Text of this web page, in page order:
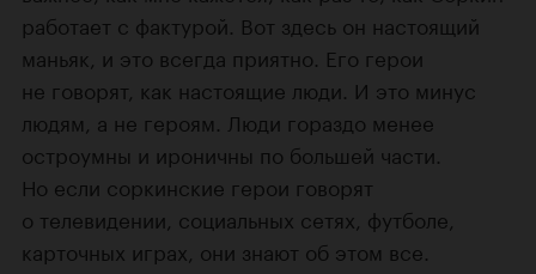
работает с фактурой. Вот здесь он настоящий
маньяк, и это всегда приятно. Его герои
не говорят, как настоящие люди. И это минус
людям, а не героям. Люди гораздо менее
остроумны и ироничны по большей части.
Но если соркинские герои говорят
о телевидении, социальных сетях, футболе,
карточных играх, они знают об этом все.